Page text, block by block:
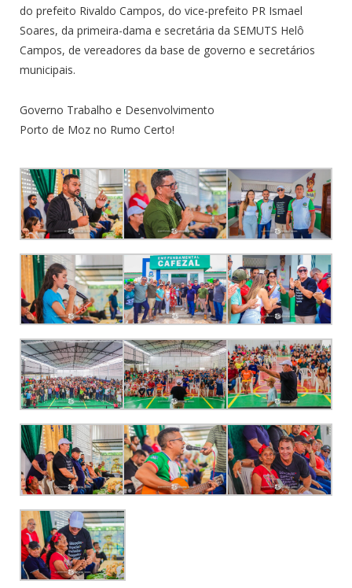
do prefeito Rivaldo Campos, do vice-prefeito PR Ismael
Soares, da primeira-dama e secretária da SEMUTS Helô
Campos, de vereadores da base de governo e secretários
municipais.
Governo Trabalho e Desenvolvimento
Porto de Moz no Rumo Certo!